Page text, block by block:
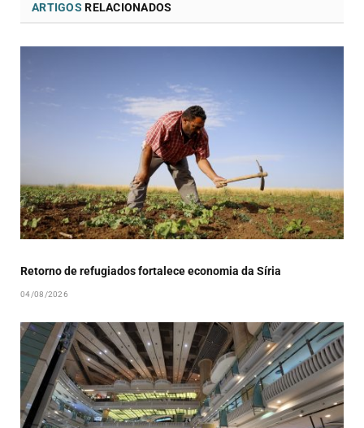
ARTIGOS RELACIONADOS
Retorno de refugiados fortalece economia da Síria
04/08/2026